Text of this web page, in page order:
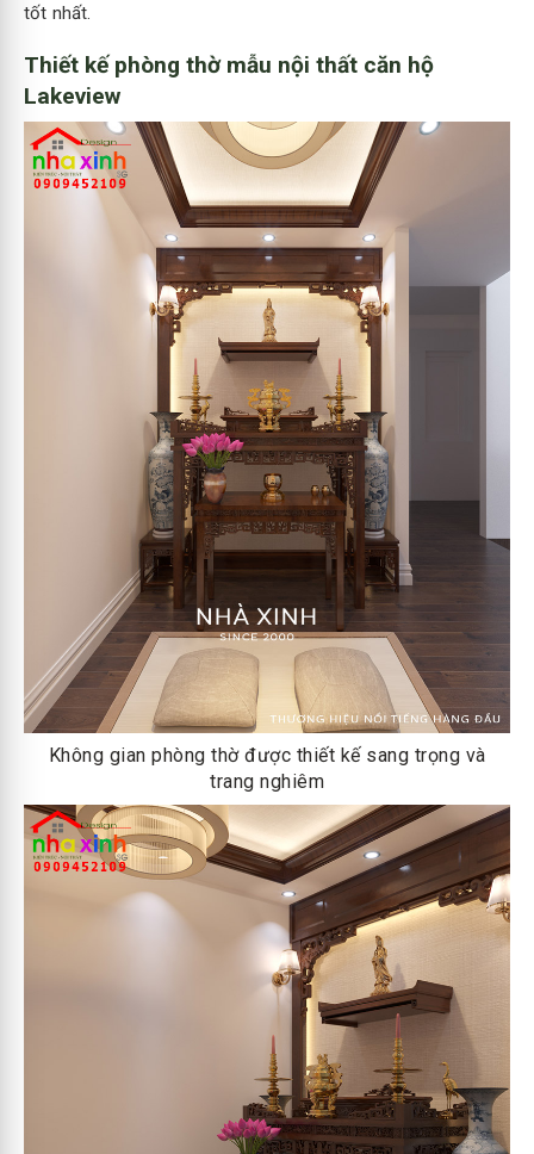
tốt nhất.
Thiết kế phòng thờ mẫu nội thất căn hộ
Lakeview
Không gian phòng thờ được thiết kế sang trọng và
trang nghiêm